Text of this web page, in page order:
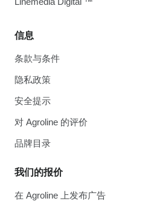
信息
条款与条件
隐私政策
安全提示
对 Agroline 的评价
品牌目录
我们的报价
在 Agroline 上发布广告